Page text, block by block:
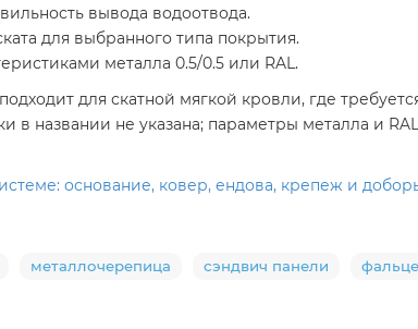
вывода водоотвода.
для выбранного типа покрытия.
металла 0.5/0.5 или RAL.
для скатной мягкой кровли, где
названии не указана; параметры металла и
основание, ковер, ендова, крепеж и
металлочерепица сэндвич панели